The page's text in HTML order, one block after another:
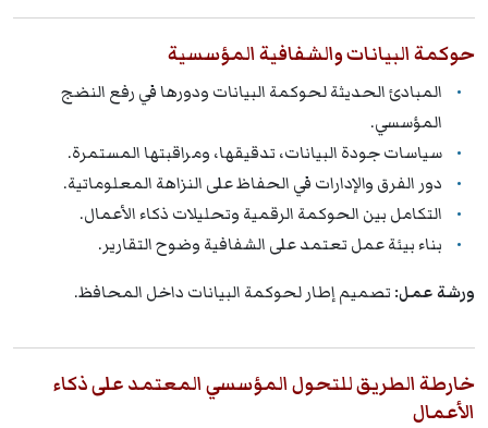
حوكمة البيانات والشفافية المؤسسية
المبادئ الحديثة لحوكمة البيانات ودورها في رفع النضج
المؤسسي.
سياسات جودة البيانات، تدقيقها، ومراقبتها المستمرة.
دور الفرق والإدارات في الحفاظ على النزاهة المعلوماتية.
التكامل بين الحوكمة الرقمية وتحليلات ذكاء الأعمال.
بناء بيئة عمل تعتمد على الشفافية وضوح التقارير.
ورشة عمل: تصميم إطار لحوكمة البيانات داخل المحافظ.
خارطة الطريق للتحول المؤسسي المعتمد على ذكاء
الأعمال